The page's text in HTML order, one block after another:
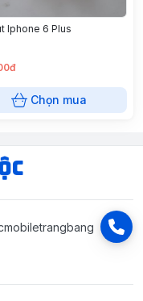
Iphone 6 Plus
Chọn mua